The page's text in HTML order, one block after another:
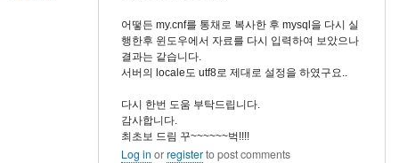
어떻든 my.cnf를 통채로 복사한 후 mysql을 다시 실
행한후 윈도우에서 자료를 다시 입력하여 보았으나
결과는 같습니다.
서버의 locale도 utf8로 제대로 설정을 하였구요..
다시 한번 도움 부탁드립니다.
감사합니다.
최초보 드림 꾸~~~~~~벅!!!!
Log in orregisterto post comments